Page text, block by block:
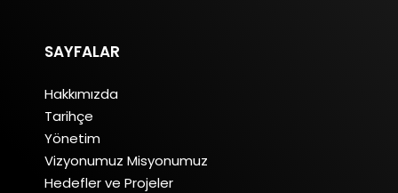
SAYFALAR
Hakkımızda
Tarihçe
Yönetim
Vizyonumuz Misyonumuz
Hedefler ve Projeler